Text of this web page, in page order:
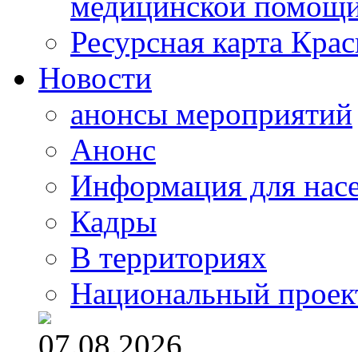
Ресурсная карта
Новости
анонсы мероприятий
Анонс
Информация для
Кадры
В территориях
Национальный